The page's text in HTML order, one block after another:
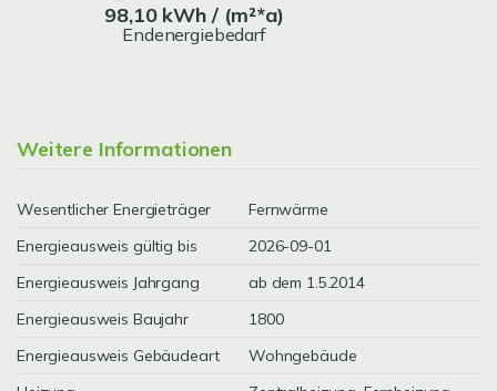
98,10 kWh / (m²*a)
Endenergiebedarf
Weitere Informationen
Wesentlicher Energieträger
Fernwärme
Energieausweis gültig bis
2026-09-01
Energieausweis Jahrgang
ab dem 1.5.2014
Energieausweis Baujahr
1800
Energieausweis Gebäudeart
Wohngebäude